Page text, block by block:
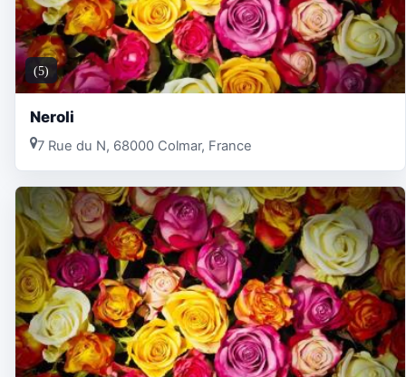
(5)
Neroli
7 Rue du N, 68000 Colmar, France